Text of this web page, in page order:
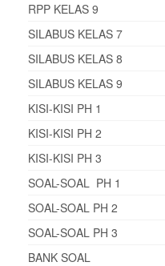
RPP KELAS 9
SILABUS KELAS 7
SILABUS KELAS 8
SILABUS KELAS 9
KISI-KISI PH 1
KISI-KISI PH 2
KISI-KISI PH 3
SOAL-SOAL PH 1
SOAL-SOAL PH 2
SOAL-SOAL PH 3
BANK SOAL